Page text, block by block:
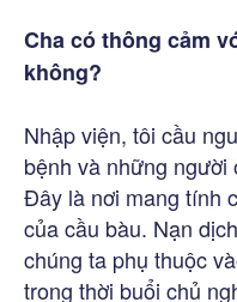
Cha có thông cảm
không?
Nhập viện, tôi cầu
bệnh và những người
Đây là nơi mang tính
của cầu bàu. Nạn
chúng ta phụ thuộc
trong thời buổi chủ